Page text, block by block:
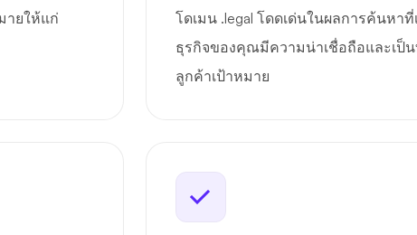
ายให้แก่
โดเมน .legal โดดเด่นในผลการค้นหา
ธุรกิจของคุณมีความน่าเชื่อถือและเป็
ลูกค้าเป้าหมาย